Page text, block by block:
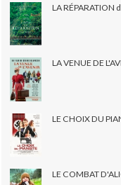
LA RÉPARATION
LA VENUE DE
LE CHOIX DU
LE COMBAT